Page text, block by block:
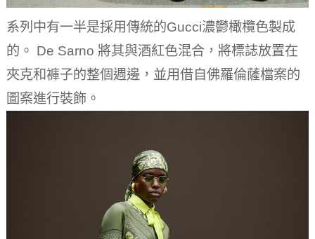
系列中有一半是採用傳統的Gucci濃鬱橄欖色製成
的。 De Sarno 將其與酒紅色混合，將標誌放置在
夾克和褲子的整個週邊，並用借自佛羅倫薩檔案的
圖案進行裝飾。